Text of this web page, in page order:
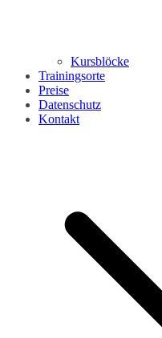
Kursblöcke
Trainingsorte
Preise
Datenschutz
Kontakt